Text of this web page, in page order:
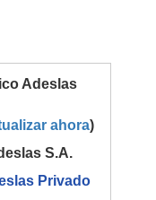
Adeslas
ahora)
S.A.
Privado